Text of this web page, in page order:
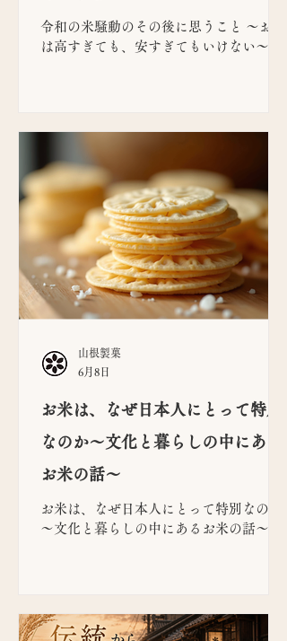
令和の米騒動のその後に思うこと 〜お米
は高すぎても、安すぎてもいけない〜
お米は、なぜ日本人にとって特別
なのか〜文化と暮らしの中にある
お米の話〜
お米は、なぜ日本人にとって特別なのか
〜文化と暮らしの中にあるお米の話〜
山根製菓
6月8日